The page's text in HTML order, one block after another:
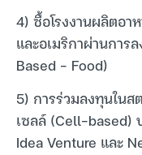
4) ซื้อโรงงานผลิตอา
และอเมริกาผ่านกา
Based – Food)
5) การร่วมลงทุนใน
เซลล์ (Cell-based)
Idea Venture และ